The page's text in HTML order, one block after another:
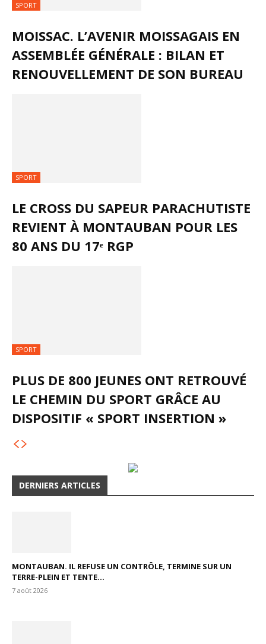
SPORT
MOISSAC. L’AVENIR MOISSAGAIS EN
ASSEMBLÉE GÉNÉRALE : BILAN ET
RENOUVELLEMENT DE SON BUREAU
SPORT
LE CROSS DU SAPEUR PARACHUTISTE
REVIENT À MONTAUBAN POUR LES
80 ANS DU 17ᵉ RGP
SPORT
PLUS DE 800 JEUNES ONT RETROUVÉ
LE CHEMIN DU SPORT GRÂCE AU
DISPOSITIF « SPORT INSERTION »
DERNIERS ARTICLES
MONTAUBAN. IL REFUSE UN CONTRÔLE, TERMINE SUR UN
TERRE-PLEIN ET TENTE...
7 août 2026